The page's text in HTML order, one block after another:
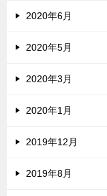
2020年6月
2020年5月
2020年3月
2020年1月
2019年12月
2019年8月